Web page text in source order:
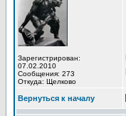
Зарегистрирован:
07.02.2010
Сообщения: 273
Откуда: Щелково
Вернуться к началу